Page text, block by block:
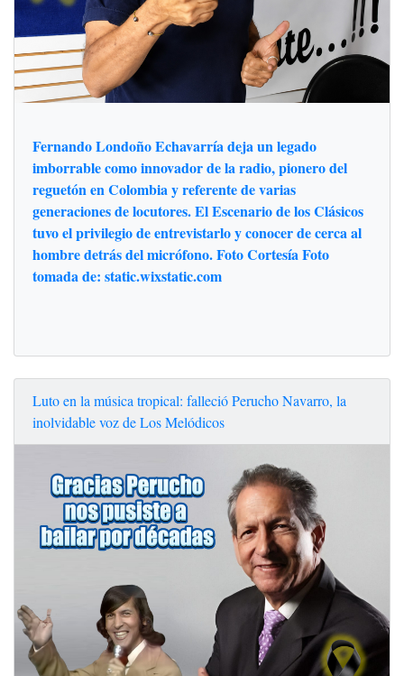
Fernando Londoño Echavarría deja un legado
imborrable como innovador de la radio, pionero del
reguetón en Colombia y referente de varias
generaciones de locutores. El Escenario de los Clásicos
tuvo el privilegio de entrevistarlo y conocer de cerca al
hombre detrás del micrófono. Foto Cortesía Foto
tomada de: static.wixstatic.com
Luto en la música tropical: falleció Perucho Navarro, la
inolvidable voz de Los Melódicos